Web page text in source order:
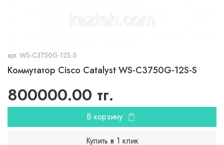
арт. WS-C3750G-12S-S
Коммутатор Cisco Catalyst WS-C3750G-12S-S
800000.00 тг.
В корзину
Купить в 1 клик